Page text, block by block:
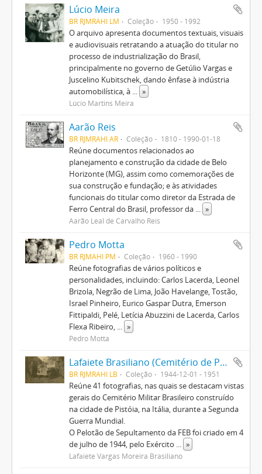
Lúcio Meira
BR RJMRAHI LM Coleção 1950 - 1992
O arquivo apresenta documentos textuais, visuais
e audiovisuais retratando a atuação do titular no
processo de industrialização do Brasil,
principalmente no governo de Getúlio Vargas e
Juscelino Kubitschek, dando ênfase à indústria
automobilística, à ... »
Lúcio Martins Meira
Aarão Reis
BR RJMRAHI AR Coleção 1810 - 1990-01-18
Reúne documentos relacionados ao
planejamento e construção da cidade de Belo
Horizonte (MG), assim como comemorações de
sua construção e fundação; e às atividades
funcionais do titular como diretor da Estrada de
Ferro Central do Brasil, professor da ... »
Aarão Leal de Carvalho Reis
Pedro Motta
BR RJMAHI PM Coleção 1960 - 1990
Reúne fotografias de vários políticos e
personalidades, incluindo: Carlos Lacerda, Leonel
Brizola, Negrão de Lima, João Havelange, Tostão,
Israel Pinheiro, Eurico Gaspar Dutra, Emerson
Fittipaldi, Pelé, Letícia Abuzzini de Lacerda, Carlos
Flexa Ribeiro, ... »
Pedro Motta
Lafaiete Brasiliano (Cemitério de Pistoia)
BR RJMRAHI LB Coleção 1944-12-01 - 1951
Reúne 41 fotografias, nas quais se destacam vistas
gerais do Cemitério Militar Brasileiro construído
na cidade de Pistóia, na Itália, durante a Segunda
Guerra Mundial.
O Pelotão de Sepultamento da FEB foi criado em 4
de julho de 1944, pelo Exército ... »
Lafaiete Vargas Moreira Brasiliano